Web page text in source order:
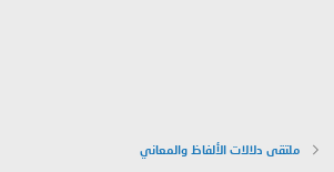
ملتقى دلالات الألفاظ والمعاني